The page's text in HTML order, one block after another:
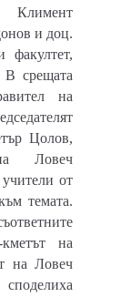
Климент
и доц.
факултет,
В срещата
на
Цолов,
Ловеч
от
темата.
на
на Ловеч